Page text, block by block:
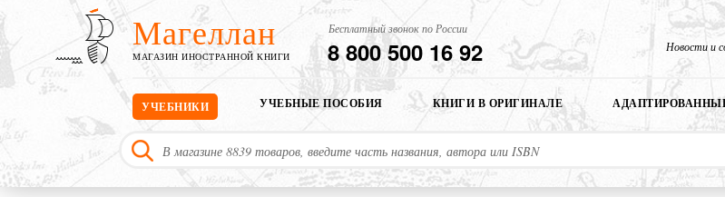
Магеллан
МАГАЗИН ИНОСТРАННОЙ КНИГИ
Бесплатный звонок по России
8 800 500 16 92 Новости и
УЧЕБНИКИ УЧЕБНЫЕ ПОСОБИЯ КНИГИ В ОРИГИНАЛЕ